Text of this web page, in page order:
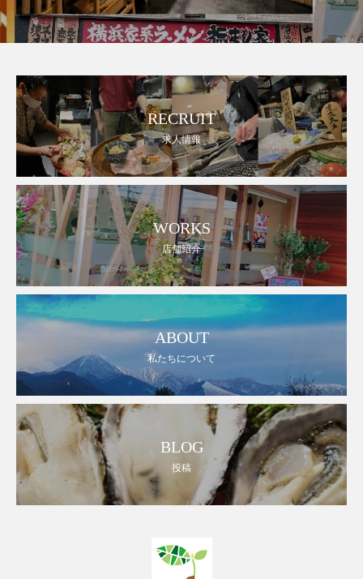
RECRUIT
求人情報
WORKS
店舗紹介
ABOUT
私たちについて
BLOG
投稿